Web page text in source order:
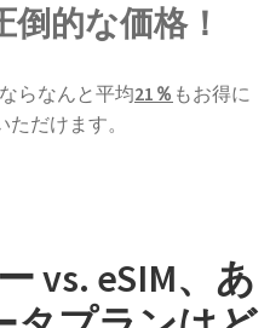
的な価格！
らなんと平均21％ もお得に
だけます。
vs. eSIM、あ